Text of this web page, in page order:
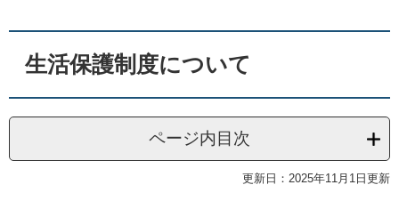
す
。
し
て
生活保護制度について
ページ内目次
更新日：2025年11月1日更新